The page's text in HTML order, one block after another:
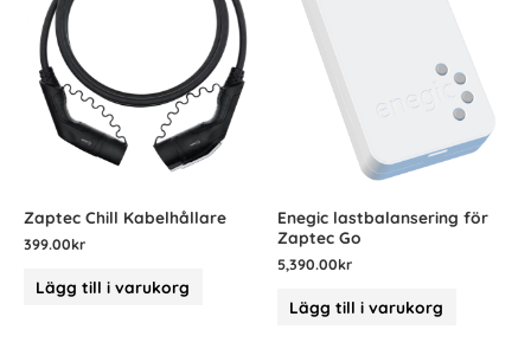
Zaptec Chill Kabelhållare
399.00kr
Lägg till i varukorg
Enegic lastbalansering för
Zaptec Go
5,390.00kr
Lägg till i varukorg